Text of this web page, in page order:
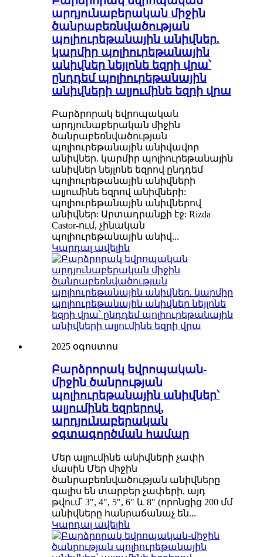
արդյունաբերական միջին
ծանրաբեռնվածության
պոլիուրեթանային անիվներ.
կարմիր պոլիուրեթանային
անիվներ նեյլոնե եզրի վրա՝
ընդդեմ պոլիուրեթանային
անիվների ալյումինե եզրի վրա
Բարձրորակ եվրոպական
արդյունաբերական միջին
ծանրաբեռնվածության
պոլիուրեթանային անիվավոր
անիվներ. կարմիր պոլիուրեթանային
անիվներ նեյլոնե եզրով ընդդեմ
պոլիուրեթանային անիվների
ալյումինե եզրով անիվների:
պոլիուրեթանային անիվներով
անիվներ: Արտադրանքի էջ: Rizda
Castor-ում, չինական
պոլիուրեթանային անիվ...
Կարդալ ավելին
2025 օգոստոս
Բարձրորակ եվրոպական-
միջին ծանրության
պոլիուրեթանային անիվներ՝
ալյումինե եզրերով,
արդյունաբերական
օգտագործման համար
Մեր ալյումինե անիվների չափի
մասին Մեր միջին
ծանրաբեռնվածության անիվները
գալիս են տարբեր չափերի, այդ
թվում՝ 3", 4", 5", 6" և 8" (որոնցից 200 մմ
անիվները հանրաճանաչ են...
Կարդալ ավելին